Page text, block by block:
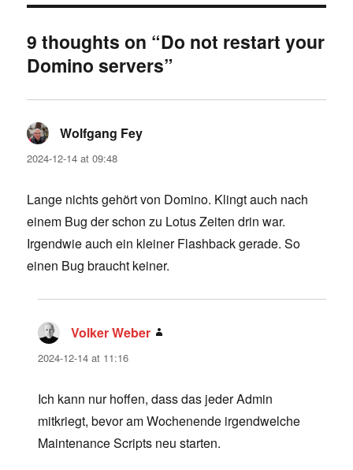
9 thoughts on “Do not restart your
Domino servers”
Wolfgang Fey
2024-12-14 at 09:48
Lange nichts gehört von Domino. Klingt auch nach
einem Bug der schon zu Lotus Zeiten drin war.
Irgendwie auch ein kleiner Flashback gerade. So
einen Bug braucht keiner.
Volker Weber
2024-12-14 at 11:16
Ich kann nur hoffen, dass das jeder Admin
mitkriegt, bevor am Wochenende irgendwelche
Maintenance Scripts neu starten.